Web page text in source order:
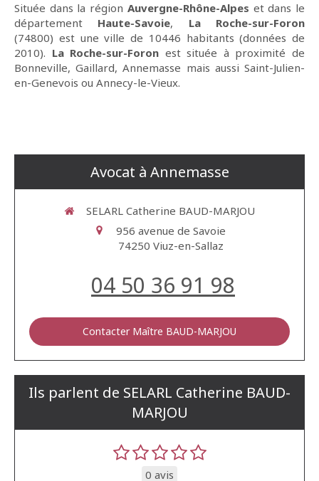
Située dans la région Auvergne-Rhône-Alpes et dans le
département Haute-Savoie, La Roche-sur-Foron
(74800) est une ville de 10446 habitants (données de
2010). La Roche-sur-Foron est située à proximité de
Bonneville, Gaillard, Annemasse mais aussi Saint-Julien-
en-Genevois ou Annecy-le-Vieux.
Avocat à Annemasse
SELARL Catherine BAUD-MARJOU
956 avenue de Savoie
74250 Viuz-en-Sallaz
04 50 36 91 98
Contacter Maître BAUD-MARJOU
Ils parlent de SELARL Catherine BAUD-
MARJOU
0 avis